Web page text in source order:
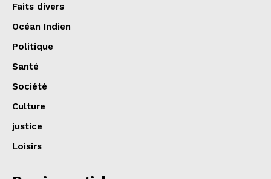
Faits divers
Océan Indien
Politique
Santé
Société
Culture
justice
Loisirs